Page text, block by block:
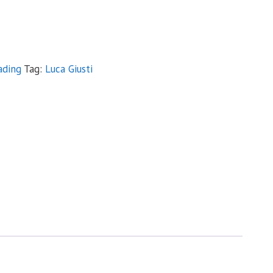
Tag: Luca Giusti